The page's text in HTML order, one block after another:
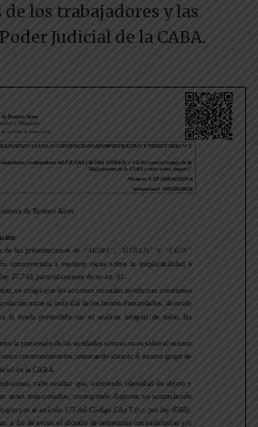
los trabajadores y las
Judicial de la CABA.